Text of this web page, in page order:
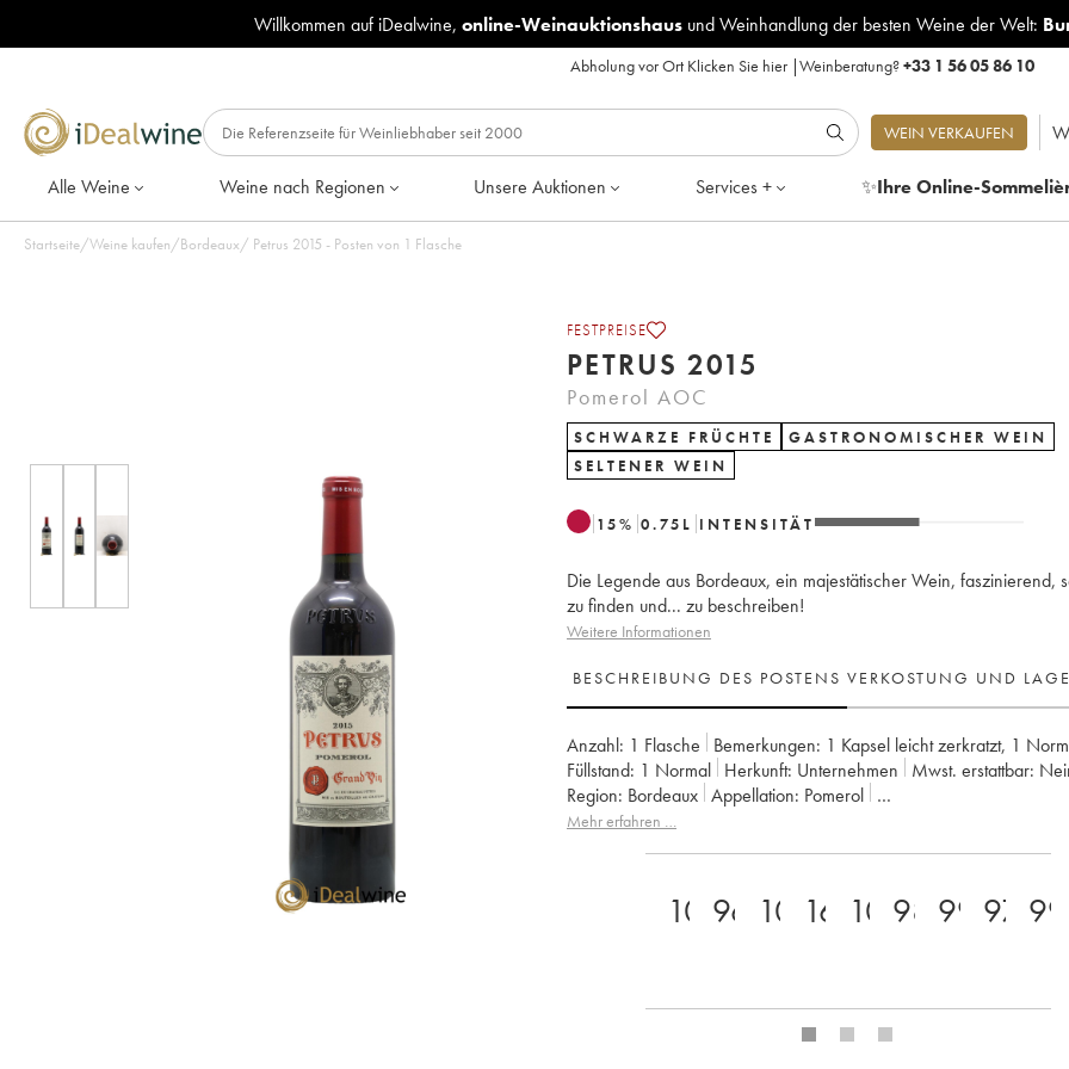
Willkommen auf iDealwine, online-Weinauktionshausund Weinhandlung der besten Weine der Welt:
Abholung vor Ort Klicken Sie hier|Weinberatung?+33 1 56 05 86 10
WEIN VERKAUFEN
Alle Weine Weine nach Regionen Unsere Auktionen Services + ✨Ihre Online-
Startseite/Weine kaufen/Bordeaux/ Petrus 2015 - Posten von 1 Flasche
FESTPREISE
PETRUS 2015
Pomerol AOC
SCHWARZE FRÜCHTE
GASTRONOMISCHER WEIN
SELTENER WEIN
15% 0.75 L INTENSITÄT
Die Legende aus Bordeaux, ein majestätischer Wein, faszinierend,
zu finden und... zu beschreiben!
Weitere Informationen
BESCHREIBUNG DES POSTENS VERKOSTUNG UND
Anzahl: 1 Flasche Bemerkungen: 1 Kapsel leicht zerkratzt, 1
Füllstand: 1 Normal Herkunft: unternehmen Mwst. erstattbar:
Region:
Bordeaux Appellation: Pomerol
Eigentümer:
SC du Château Petrus
Mehr erfahren …
10096 10016 10098 99 97+99